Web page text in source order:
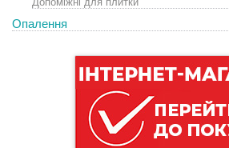
Опалення